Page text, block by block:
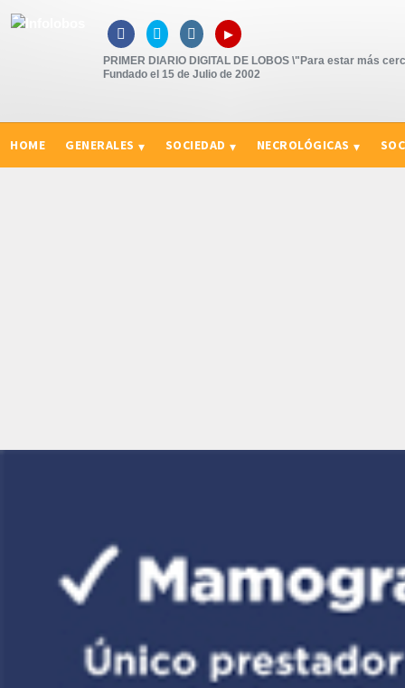
   ▸
PRIMER DIARIO DIGITAL DE LOBOS \"Para estar más
Fundado el 15 de Julio de 2002
HOME GENERALES SOCIEDAD NECROLÓGICAS